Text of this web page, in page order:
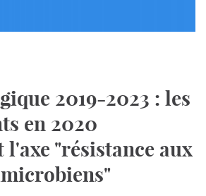
2019-2023 : les
en 2020
l'axe "résistance aux